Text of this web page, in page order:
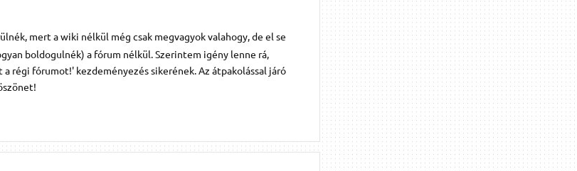
mert a wiki nélkül még csak megvagyok valahogy, de el se
boldogulnék) a fórum nélkül. Szerintem igény lenne rá,
régi fórumot!' kezdeményezés sikerének. Az átpakolással járó